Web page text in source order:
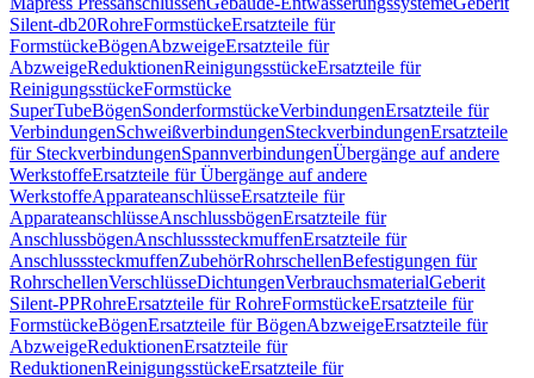
Silent-db20RohreFormstückeErsatzteile für
FormstückeBögenAbzweigeErsatzteile für
AbzweigeReduktionenReinigungsstückeErsatzteile für
ReinigungsstückeFormstücke
SuperTubeBögenSonderformstückeVerbindungenErsatzteile für
VerbindungenSchweißverbindungenSteckverbindungenErsatzteile
für SteckverbindungenSpannverbindungenÜbergänge auf andere
WerkstoffeErsatzteile für Übergänge auf andere
WerkstoffeApparateanschlüsseErsatzteile für
ApparateanschlüsseAnschlussbögenErsatzteile für
AnschlussbögenAnschlusssteckmuffenErsatzteile für
AnschlusssteckmuffenZubehörRohrschellenBefestigungen für
RohrschellenVerschlüsseDichtungenVerbrauchsmaterialGeberit
Silent-PPRohreErsatzteile für RohreFormstückeErsatzteile für
FormstückeBögenErsatzteile für BögenAbzweigeErsatzteile für
AbzweigeReduktionenErsatzteile für
ReduktionenReinigungsstückeErsatzteile für